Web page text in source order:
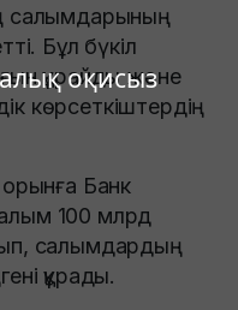
оқисыз
салымдарының
Бұл бүкіл
құрайды және
көрсеткіштердің
орынға Банк
100 млрд
салымдардың
құрады.